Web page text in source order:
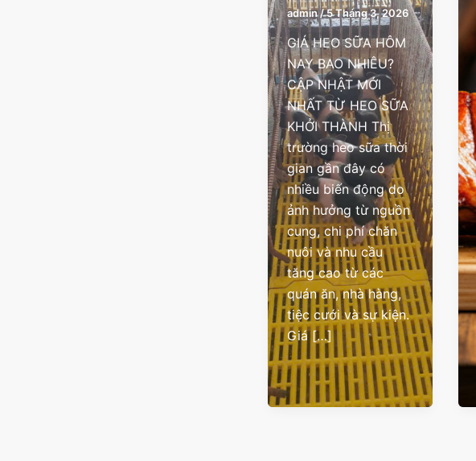
admin/5 Tháng 3, 2026
GIÁ HEO SỮA HÔM
NAY BAO NHIÊU?
CẬP NHẬT MỚI
NHẤT TỪ HEO SỮA
KHỞI THÀNH Thị
trường heo sữa thời
gian gần đây có
nhiều biến động do
ảnh hưởng từ nguồn
cung, chi phí chăn
nuôi và nhu cầu
tăng cao từ các
quán ăn, nhà hàng,
tiệc cưới và sự kiện.
Giá […]